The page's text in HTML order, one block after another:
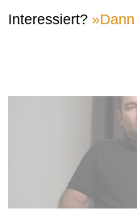
Interessiert?